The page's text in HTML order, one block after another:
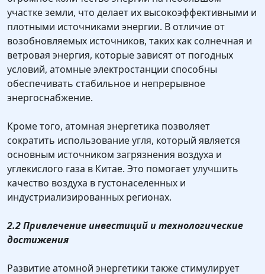
участке земли, что делает их высокоэффективными и
плотными источниками энергии. В отличие от
возобновляемых источников, таких как солнечная и
ветровая энергия, которые зависят от погодных
условий, атомные электростанции способны
обеспечивать стабильное и непрерывное
энергоснабжение.
Кроме того, атомная энергетика позволяет
сократить использование угля, который является
основным источником загрязнения воздуха и
углекислого газа в Китае. Это помогает улучшить
качество воздуха в густонаселенных и
индустриализированных регионах.
2.2 Привлечение инвестиций и технологические
достижения
Развитие атомной энергетики также стимулирует